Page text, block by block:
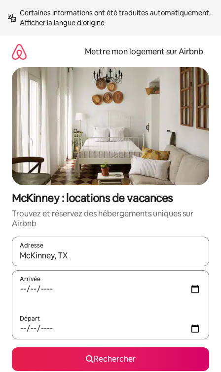
directement
Afficher la langue d'origine
Mettre mon logement sur Airbnb
McKinney : locations de vacances
Trouvez et réservez des hébergements uniques sur
Airbnb
Adresse
Lorsque les résultats s'affichent, utilisez les flèches vers le
Arrivée
Départ
Rechercher